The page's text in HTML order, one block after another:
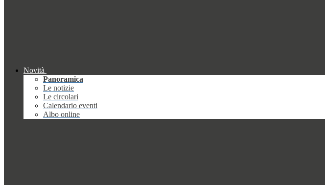
Novità
Panoramica
Le notizie
Le circolari
Calendario eventi
Albo online